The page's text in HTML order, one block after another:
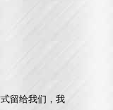
留给我们，我